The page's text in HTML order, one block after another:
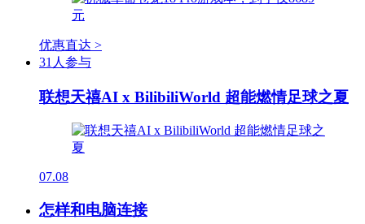
优惠直达 >
31人参与
联想天禧AI x BilibiliWorld 超能燃情足球之夏
07.08
怎样和电脑连接